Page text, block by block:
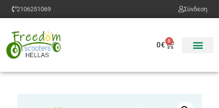
2106251069​ Σύνδεση
0€ 0